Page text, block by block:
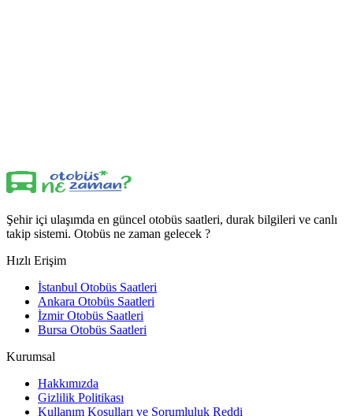
Şehir içi ulaşımda en güncel otobüs saatleri, durak bilgileri ve canlı
takip sistemi. Otobüs ne zaman gelecek ?
Hızlı Erişim
İstanbul Otobüs Saatleri
Ankara Otobüs Saatleri
İzmir Otobüs Saatleri
Bursa Otobüs Saatleri
Kurumsal
Hakkımızda
Gizlilik Politikası
Kullanım Koşulları ve Sorumluluk Reddi